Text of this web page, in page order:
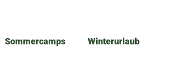
Sommercamps Winterurlaub